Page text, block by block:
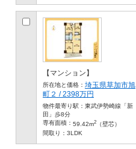
【マンション】
所在地と価格： 埼玉県草加市旭
町２ / 2398万円
物件最寄り駅： 東武伊勢崎線「新
田」歩8分
専有面積： 59.42m2 （壁芯）
間取り： 3LDK